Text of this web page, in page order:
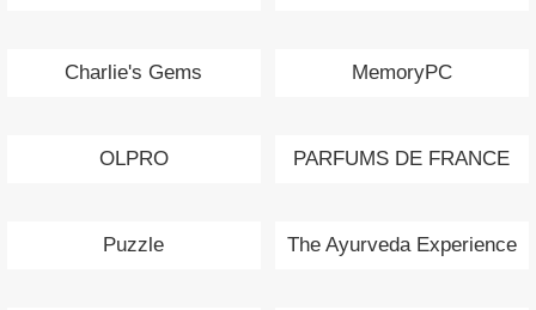
Charlie's Gems MemoryPC
OLPRO PARFUMS DE FRANCE
Puzzle The Ayurveda Experience